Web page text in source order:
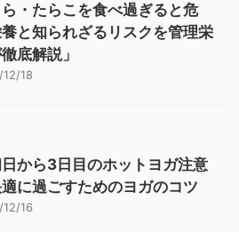
ら・たらこを食べ過ぎると危
と知られざるリスクを管理栄
底解説」
18
から3日目のホットヨガ注意
に過ごすためのヨガのコツ
16